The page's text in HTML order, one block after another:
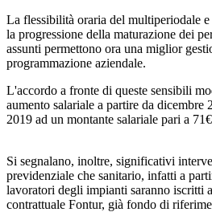
La flessibilità oraria del multiperiodale
la progressione della maturazione dei
assunti permettono ora una miglior
programmazione aziendale.
L'accordo a fronte di queste sensibili
aumento salariale a partire da dicembre
2019 ad un montante salariale pari a
Si segnalano, inoltre, significativi
previdenziale che sanitario, infatti a
lavoratori degli impianti saranno iscritti
contrattuale Fontur, già fondo di